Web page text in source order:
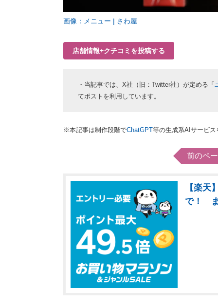
画像：メニュー | さわ屋
店舗情報+クチコミを投稿する
・当記事では、X社（旧：Twitter社）が定める「
てポストを利用しています。
※本記事は制作段階でChatGPT等の生成系AIサービ
前のペ
【楽天
で！ ま